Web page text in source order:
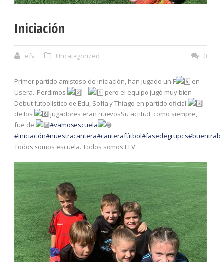
Iniciación
efv Uncategorized 0
Primer partido amistoso de iniciación, han jugado un F
en
Usera.. Perdimos
—
pero el equipo jugó muy bien
Debut futbolístico de Edu, Sofía y Thiago en partido oficial
de los
jugadores eran nuevosSu actitud, como siempre,
fue de
#vamosescuela
#iniciación#nuestracantera#canterafútbol#fasedegrupos
Todos somos escuela. Todos somos EFV.